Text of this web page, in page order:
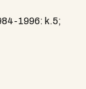
1996: k.5;